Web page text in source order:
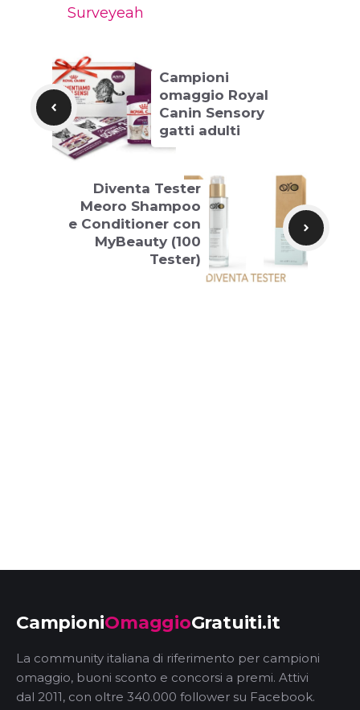
Surveyeah
Campioni
omaggio Royal
Canin Sensory
gatti adulti
Diventa Tester
Meoro Shampoo
e Conditioner con
MyBeauty (100
Tester)
CampioniOmaggioGratuiti.it
La community italiana di riferimento per campioni
omaggio, buoni sconto e concorsi a premi. Attivi
dal 2011, con oltre 340.000 follower su Facebook.